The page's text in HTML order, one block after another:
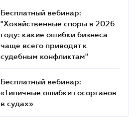
Бесплатный вебинар:
"Хозяйственные споры в 2026
году: какие ошибки бизнеса
чаще всего приводят к
судебным конфликтам"
Бесплатный вебинар:
«Типичные ошибки госорганов
в судах»